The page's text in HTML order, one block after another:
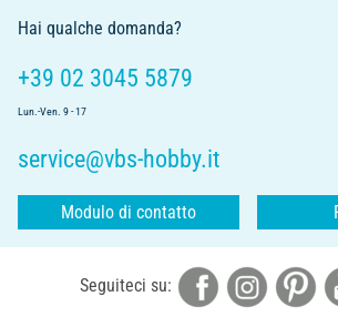
Hai qualche domanda?
+39 02 3045 5879
Lun.-Ven. 9 - 17
service@vbs-hobby.it
Modulo di contatto
Seguiteci su: